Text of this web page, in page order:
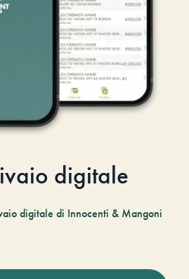
digitale
digitale di Innocenti & Mangoni